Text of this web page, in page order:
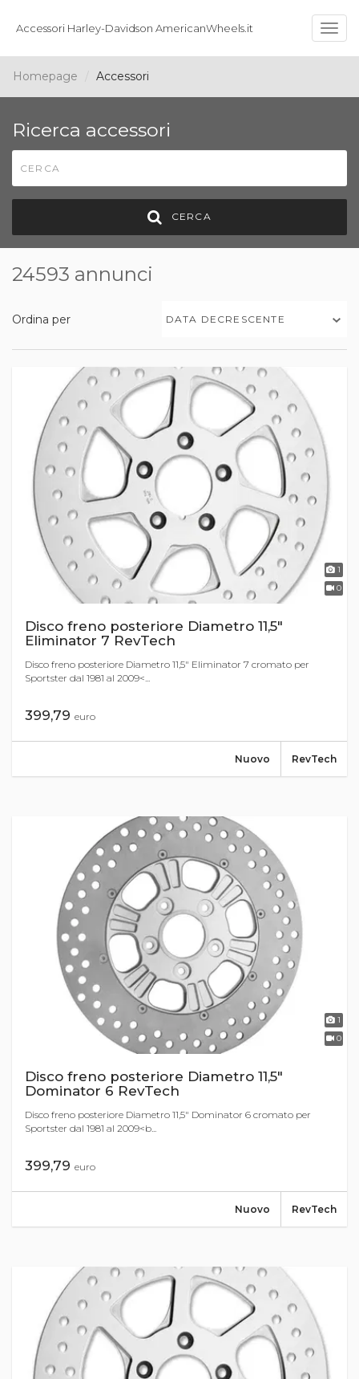
Accessori Harley-Davidson AmericanWheels.it
Homepage Accessori
Ricerca accessori
CERCA
24593 annunci
Ordina per DATA DECRESCENTE
1
0
Disco freno posteriore Diametro 11,5"
Eliminator 7 RevTech
Disco freno posteriore Diametro 11,5" Eliminator 7 cromato per
Sportster dal 1981 al 2009<...
399,79 euro
RevTech
Nuovo
1
0
Disco freno posteriore Diametro 11,5"
Dominator 6 RevTech
Disco freno posteriore Diametro 11,5" Dominator 6 cromato per
Sportster dal 1981 al 2009<b...
399,79 euro
RevTech
Nuovo